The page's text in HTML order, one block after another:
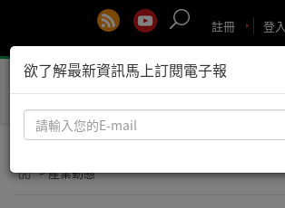
登入
註冊
> 產業動態
欲了解最新資訊馬上訂閱電子報
請
輸
您